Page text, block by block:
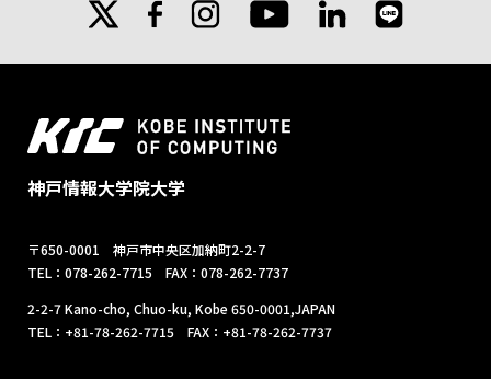
facebookinstagram
youtube
linkedin
神戸情報大学院大学
〒650-0001 神戸市中央区加納町2-2-7
TEL：078-262-7715 FAX：078-262-7737
2-2-7 Kano-cho, Chuo-ku, Kobe 650-0001,JAPAN
TEL：+81-78-262-7715 FAX：+81-78-262-7737